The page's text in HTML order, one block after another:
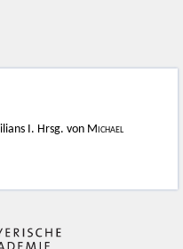
I. Hrsg. von Michael